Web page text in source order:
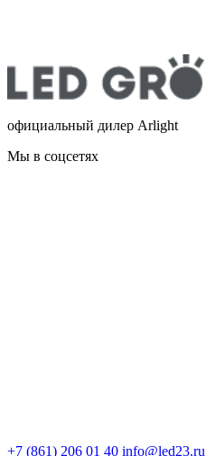
официальный дилер Arlight
Мы в соцсетях
+7 (861) 206 01 40 info@led23.ru